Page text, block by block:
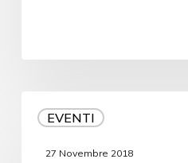
EVENTI
27 Novembre 2018